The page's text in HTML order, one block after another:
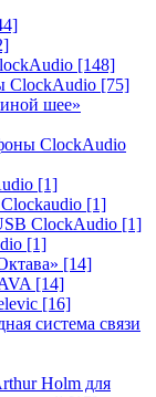
[148]
ClockAudio [75]
шее»
ClockAudio
[1]
[1]
ClockAudio [1]
[1]
[14]
[14]
[16]
система связи
Holm для